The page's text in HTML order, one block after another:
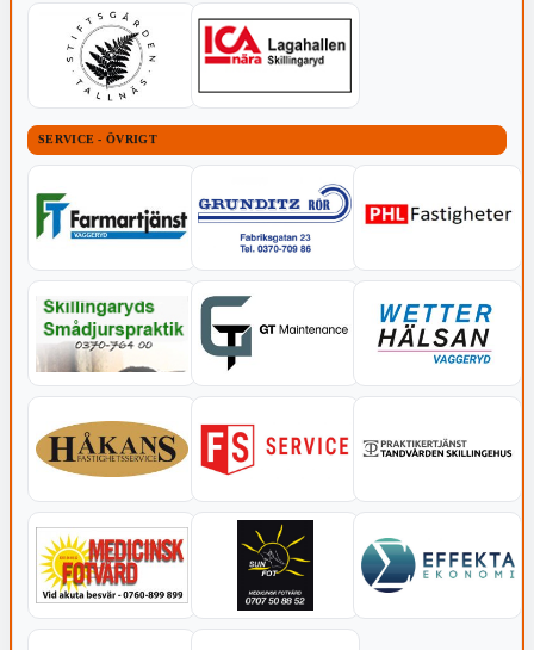
SERVICE - ÖVRIGT